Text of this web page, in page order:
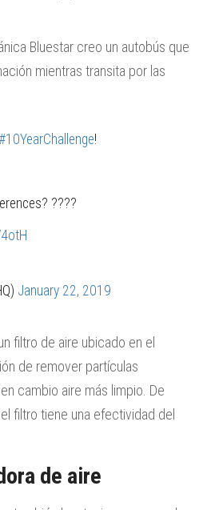
Bluestar creo un autobús que
mientras transita por las
!
????
January 22, 2019
filtro de aire ubicado en el
de remover partículas
cambio aire más limpio. De
filtro tiene una efectividad del
de aire